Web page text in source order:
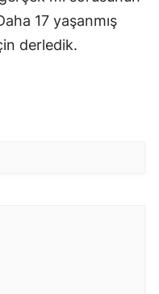
17 yaşanmış
derledik.